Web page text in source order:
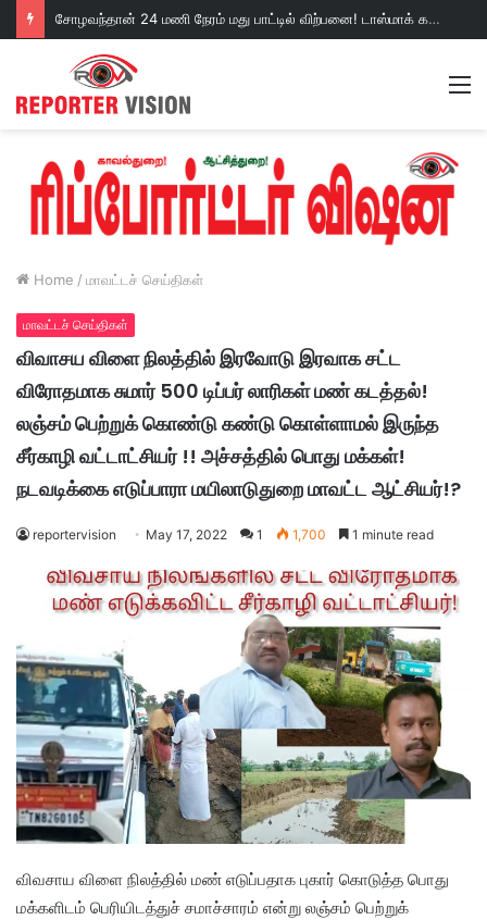
சோழவந்தான் 24 மணி நேரம் மது பாட்டில் விற்பனை! டாஸ்மாக் கடையை அகற்றக்கோரி பெண்கள் முற்றுகை போராட்டம்!https://youtu.be/y9p916tqOMs?si=p7N7Qbivb3WsTj2W
Home / மாவட்டச் செய்திகள்
மாவட்டச் செய்திகள்
விவாசய விளை நிலத்தில் இரவோடு இரவாக சட்ட
விரோதமாக சுமார் 500 டிப்பர் லாரிகள் மண் கடத்தல்!
லஞ்சம் பெற்றுக் கொண்டு கண்டு கொள்ளாமல் இருந்த
சீர்காழி வட்டாட்சியர் !! அச்சத்தில் பொது மக்கள்!
நடவடிக்கை எடுப்பாரா மயிலாடுதுறை மாவட்ட ஆட்சியர்!?
reportervision May 17, 2022 1 1,700 1 minute read
விவசாய விளை நிலத்தில் மண் எடுப்பதாக புகார் கொடுத்த பொது
மக்களிடம் பெரியிடத்துச் சமாச்சாரம் என்று லஞ்சம் பெற்றுக்